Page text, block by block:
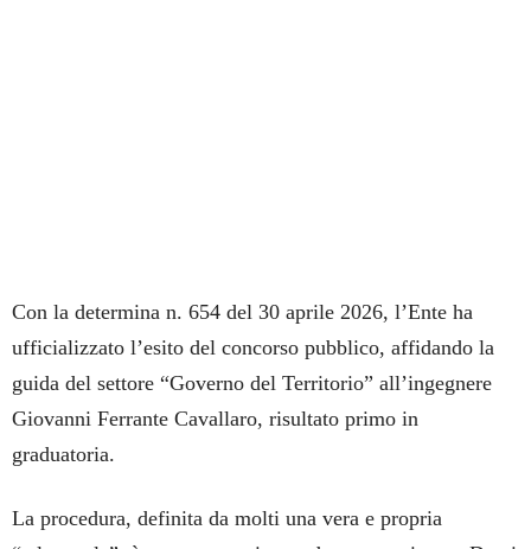
Con la determina n. 654 del 30 aprile 2026, l’Ente ha
ufficializzato l’esito del concorso pubblico, affidando la
guida del settore “Governo del Territorio” all’ingegnere
Giovanni Ferrante Cavallaro, risultato primo in
graduatoria.
La procedura, definita da molti una vera e propria